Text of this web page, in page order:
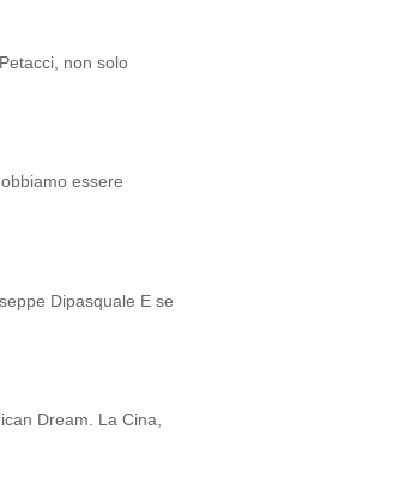
non solo
essere
Dipasquale E se
Dream. La Cina,